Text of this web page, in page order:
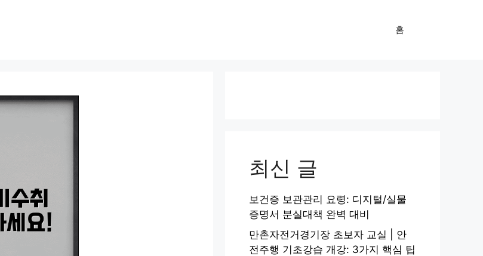
홈
최신 글
보건증 보관관리 요령: 디지털/실물
증명서 분실대책 완벽 대비
만촌자전거경기장 초보자 교실 | 안
전주행 기초강습 개강: 3가지 핵심 팁